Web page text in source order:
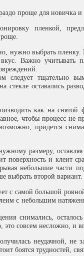
проще для новичка
пленкой,
нужно выбрать
Важно учитывать
следует тщательно
стекле оставались
как на снятой
чтобы процесс не
придется
размеру,
поверхность и клеит
небольшие части
выбрать второй вариант.
с самой большой
с небольшим
снимались,
совсем несложно, и
неудачной, не
боятся трудностей,